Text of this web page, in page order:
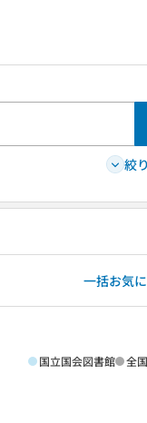
絞
一括お気
国立国会図書館 全